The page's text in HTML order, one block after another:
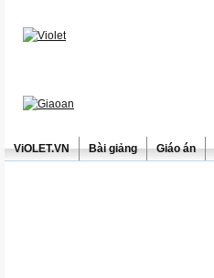
ViOLET.VN Bài giảng Giáo án